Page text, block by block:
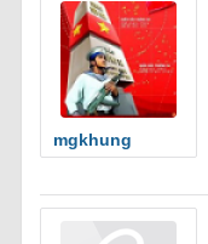
mgkhung